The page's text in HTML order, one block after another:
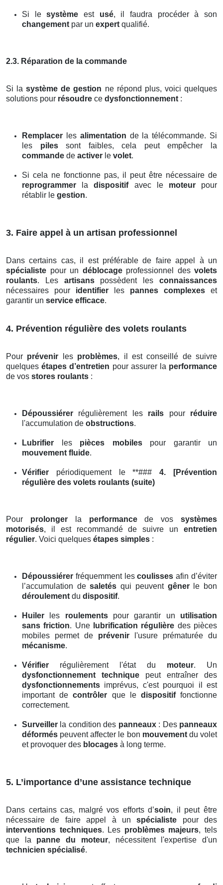
Si lesystème est usé, il faudra procéder à son
changement par un expert qualifié.
2.3. Réparation de la commande
Si lasystème de gestion ne répond plus, voici quelques
solutions pour résoudre ce dysfonctionnement :
Remplacer les alimentation de la télécommande. Si
les pilessont faibles, cela peut empêcher la
commande de activer le volet.
Si cela ne fonctionne pas, il peut être nécessaire de
reprogrammer ladispositifavec le moteurpour
rétablir le gestion.
3. Faire appel à un artisan professionnel
Dans certains cas, il est préférable de faire appel à un
spécialiste pour un déblocageprofessionnel des volets
roulants. Les artisanspossèdent lesconnaissances
nécessaires pour identifier les pannes complexes et
garantir un service efficace.
4. Prévention régulière des volets roulants
Pour prévenir les problèmes, il est conseillé de suivre
quelquesétapes d’entretien pour assurer la performance
de vos stores roulants :
Dépoussiérer régulièrement les rails pour réduire
l'accumulation de obstructions.
Lubrifier les pièces mobilespour garantir un
mouvement fluide.
Vérifier périodiquement le **###4. [Prévention
régulière des volets roulants (suite)
Pour prolongerla performancede vossystèmes
motorisés, il est recommandé de suivre un entretien
régulier. Voici quelques étapes simples :
Dépoussiérer fréquemment lescoulisses afin d’éviter
l’accumulation desaletés qui peuvent gênerle bon
déroulement du dispositif.
Huiler les roulementspour garantir un utilisation
sans friction. Une lubrification régulière des pièces
mobiles permet de prévenir l'usure prématurée du
mécanisme.
Vérifier régulièrement l'état du moteur. Un
dysfonctionnement technique peut entraîner des
dysfonctionnements imprévus, c'est pourquoi il est
important decontrôler que le dispositiffonctionne
correctement.
Surveiller la condition des panneaux: Des panneaux
déformés peuvent affecter le bon mouvementdu volet
et provoquer des blocages à long terme.
5. L’importance d’une assistance technique
Dans certains cas, malgré vos efforts d’soin, il peut être
nécessaire de faire appel à unspécialiste pour des
interventions techniques. Les problèmes majeurs, tels
que la panne du moteur, nécessitent l'expertise d'un
technicien spécialisé.